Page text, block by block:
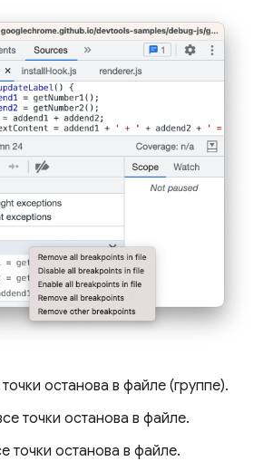
останова в файле (группе).
точки останова в файле.
точки останова в файле.